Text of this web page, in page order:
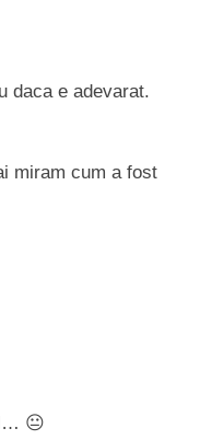
daca e adevarat.
miram cum a fost
😐